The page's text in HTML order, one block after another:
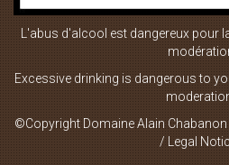
Plan du site
Contact
L'abus d'alcool est dangereux pour
Excessive drinking is dangerous to
moderation
©Copyright Domaine Alain
/ Legal